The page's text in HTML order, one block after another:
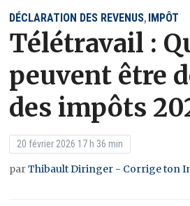
DÉCLARATION DES REVENUS, IMPÔT
Télétravail :
peuvent être
des impôts
20 février 2026 17 h 36 min
parThibault Diringer - Corrige ton